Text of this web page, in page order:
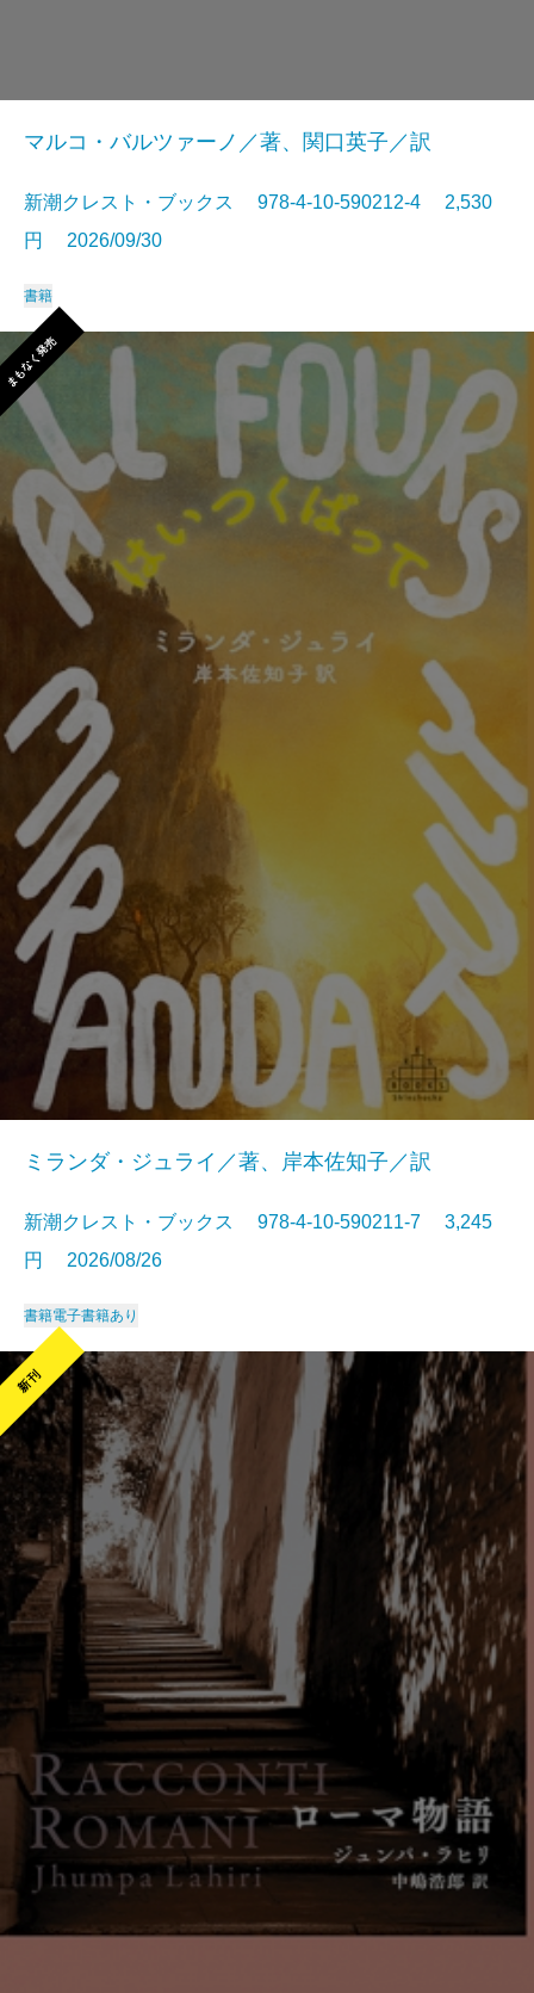
マルコ・バルツァーノ／著、関口英子／訳
新潮クレスト・ブックス 978-4-10-590212-4 2,530
円 2026/09/30
書籍
まもなく発売
ミランダ・ジュライ／著、岸本佐知子／訳
新潮クレスト・ブックス 978-4-10-590211-7 3,245
円 2026/08/26
書籍電子書籍あり
新刊